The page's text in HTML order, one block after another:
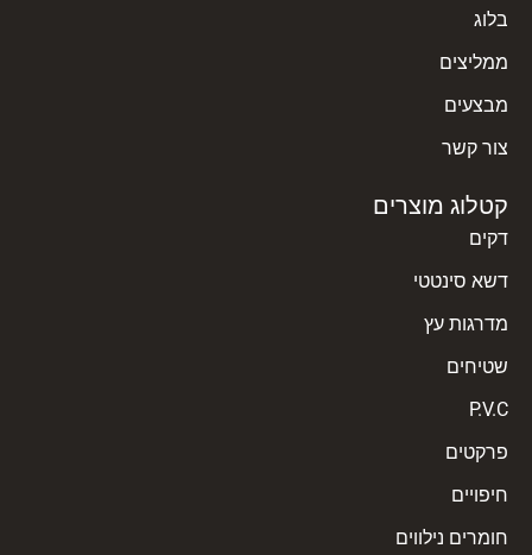
בלוג
ממליצים
מבצעים
צור קשר
קטלוג מוצרים
דקים
דשא סינטטי
מדרגות עץ
שטיחים
P.V.C
פרקטים
חיפויים
חומרים נילווים